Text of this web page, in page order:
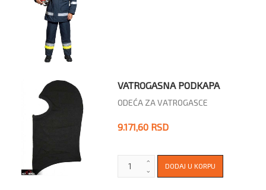
VATROGASNA PODKAPA
ODEĆA ZA VATROGASCE
9.171,60 RSD